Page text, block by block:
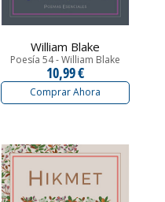
William Blake
Poesía 54 - William Blake
10,99 €
Comprar Ahora